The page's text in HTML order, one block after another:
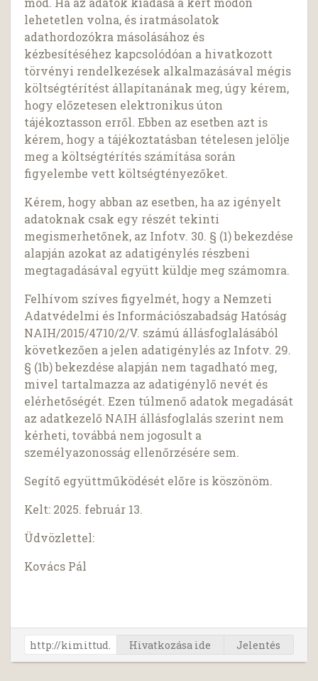
lehetetlen volna, és iratmásolatok
adathordozókra másolásához és
kézbesítéséhez kapcsolódóan a hivatkozott
törvényi rendelkezések alkalmazásával mégis
költségtérítést állapítanának meg, úgy kérem,
hogy előzetesen elektronikus úton
tájékoztasson erről. Ebben az esetben azt is
kérem, hogy a tájékoztatásban tételesen jelölje
meg a költségtérítés számítása során
figyelembe vett költségtényezőket.
Kérem, hogy abban az esetben, ha az igényelt
adatoknak csak egy részét tekinti
megismerhetőnek, az Infotv. 30. § (1) bekezdése
alapján azokat az adatigénylés részbeni
megtagadásával együtt küldje meg számomra.
Felhívom szíves figyelmét, hogy a Nemzeti
Adatvédelmi és Információszabadság Hatóság
NAIH/2015/4710/2/V. számú állásfoglalásából
következően a jelen adatigénylés az Infotv. 29.
§ (1b) bekezdése alapján nem tagadható meg,
mivel tartalmazza az adatigénylő nevét és
elérhetőségét. Ezen túlmenő adatok megadását
az adatkezelő NAIH állásfoglalás szerint nem
kérheti, továbbá nem jogosult a
személyazonosság ellenőrzésére sem.
Segítő együttműködését előre is köszönöm.
Kelt: 2025. február 13.
Üdvözlettel:
Kovács Pál
Hivatkozása ide Jelentés